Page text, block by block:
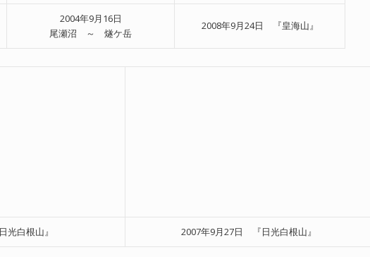
2004年9月16日
尾瀬沼 ～ 燧ケ岳
2008年9月24日 『皇海山』
白根山』 2007年9月27日 『日光白根山』